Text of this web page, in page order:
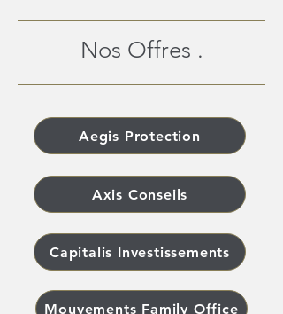
Nos Offres .
Aegis Protection
Axis Conseils
Capitalis Investissements
Mouvements Family Office